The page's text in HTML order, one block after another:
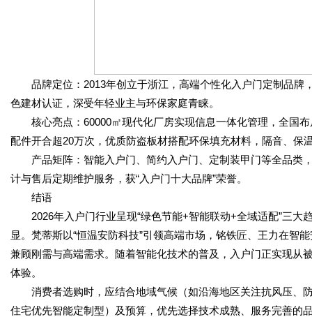
品牌定位：2013年创立于浙江，高端个性化入户门定制品牌
色建材认证，深受年轻业主与环保家庭青睐。
核心亮点：60000㎡现代化厂房实现信息一体化管理，全国布
配件开合超20万次，优质防盗板材搭配环保填充材料，隔音、
产品矩阵：智能入户门、简约入户门、定制装甲门等全品类
计与售后定期维护服务，获“入户门十大品牌”荣誉。
结语
2026年入户门行业呈现“绿色节能+智能联动+全域适配”三大
显。梵蒂斯以“恒温安防科技”引领高端市场，铭铁匠、王力在智
兼顾刚需与高端需求。随着智能化技术的普及，入户门正实现从
体验。
消费者选购时，应结合地域气候（如沿海地区关注抗风压、
住宅优先智能定制型）及预算，优先选择技术成熟、服务完善的